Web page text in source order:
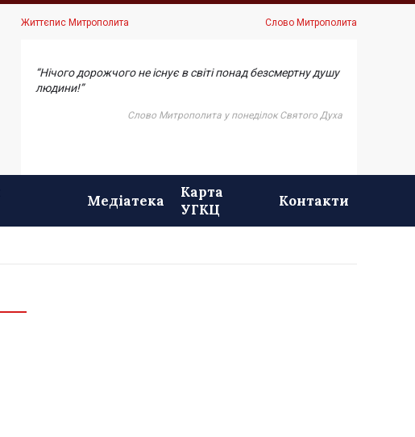
Життєпис Митрополита Слово Митрополита
“Нічого дорожчого не існує в світі понад безсмертну душу
людини!”
Слово Митрополита у понеділок Святого Духа
Медіатека
Карта
УГКЦ
Контакти